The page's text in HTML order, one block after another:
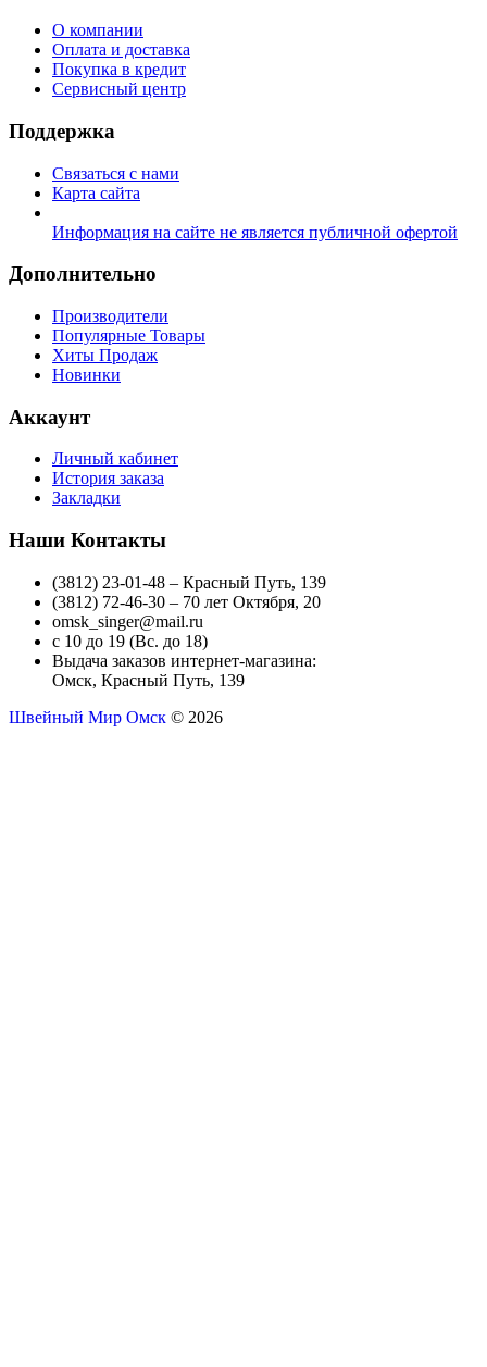
О компании
Оплата и доставка
Покупка в кредит
Сервисный центр
Поддержка
Связаться с нами
Карта сайта
Информация на сайте не является публичной офертой
Дополнительно
Производители
Популярные Товары
Хиты Продаж
Новинки
Аккаунт
Личный кабинет
История заказа
Закладки
Наши Контакты
(3812) 23-01-48 – Красный Путь, 139
(3812) 72-46-30 – 70 лет Октября, 20
omsk_singer@mail.ru
с 10 до 19 (Вс. до 18)
Выдача заказов интернет-магазина:
Омск, Красный Путь, 139
Швейный Мир Омск © 2026